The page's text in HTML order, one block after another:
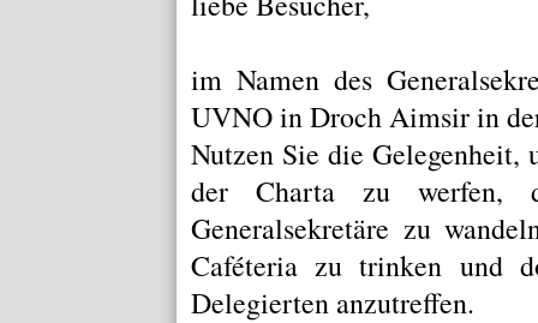
im Namen des
UVNO in Droch Aimsir in
Nutzen Sie die
der Chartazu werfen,
Generalsekretäre zu
Caféteria zu trinken und
Delegierten anzutreffen.